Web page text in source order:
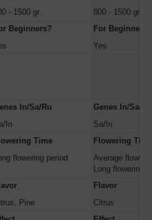
- 1500 gr.
800 - 1500 gr.
Beginners?
For Beginners?
Yes
In/Sa/Ru
In
Genes In/Sa/Ru
Sa/In
Time
flowering period
Flowering Time
Average
Long flowering
Pine
Flavor
Citrus